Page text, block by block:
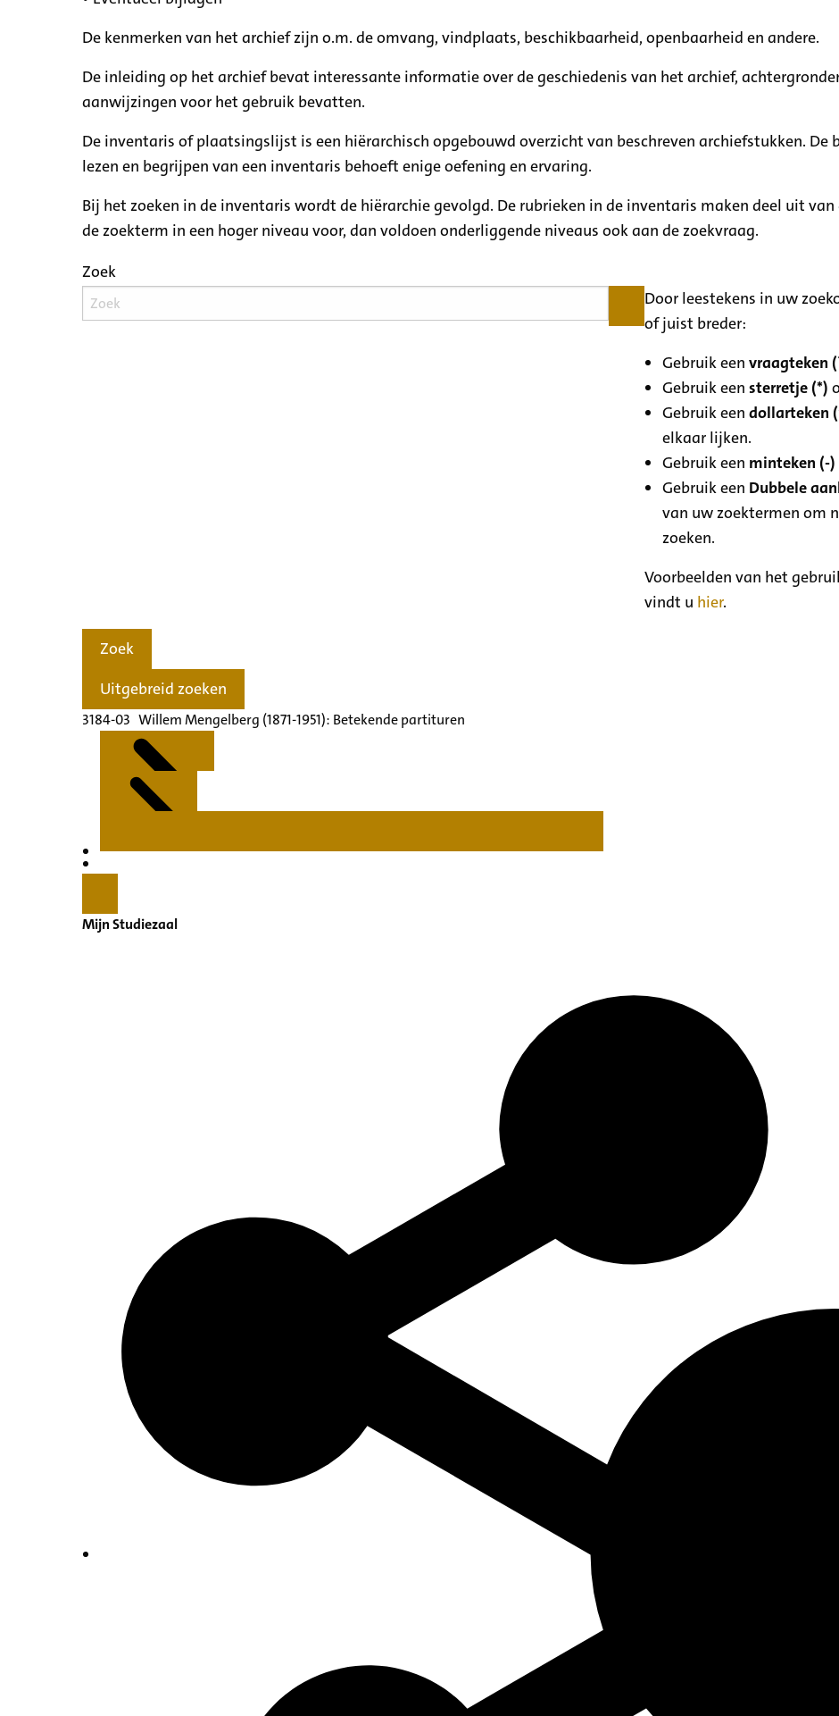
De kenmerken van het archief zijn o.m. de omvang, vindplaats, beschikbaarheid, openbaarheid en andere.
De inleiding op het archief bevat interessante informatie over de geschiedenis van het archief,
aanwijzingen voor het gebruik bevatten.
De inventaris of plaatsingslijst is een hiërarchisch opgebouwd overzicht van beschreven archiefstukken.
lezen en begrijpen van een inventaris behoeft enige oefening en ervaring.
Bij het zoeken in de inventaris wordt de hiërarchie gevolgd. De rubrieken in de inventaris maken deel uit
de zoekterm in een hoger niveau voor, dan voldoen onderliggende niveaus ook aan de zoekvraag.
Zoek
Door leestekens in uw
of juist breder:
Gebruik eenvraagteken
Gebruik eensterretje (*)
Gebruik eendollarteken
elkaar lijken.
Gebruik een minteken (-)
Gebruik een Dubbele
van uw zoektermen om
zoeken.
Voorbeelden van het
vindt u hier.
Zoek
Uitgebreid zoeken
3184-03 Willem Mengelberg (1871-1951): Betekende partituren
Mijn Studiezaal